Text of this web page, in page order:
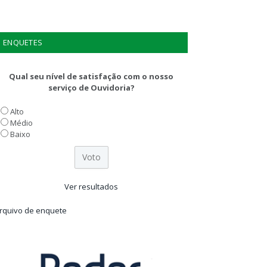
ENQUETES
Qual seu nível de satisfação com o nosso
serviço de Ouvidoria?
Alto
Médio
Baixo
Ver resultados
de enquete